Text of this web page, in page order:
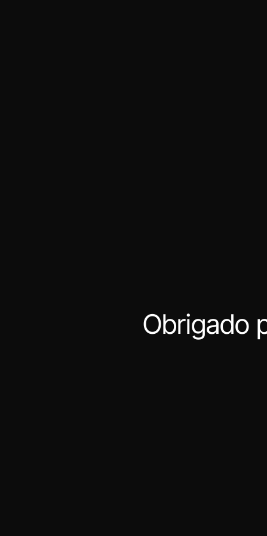
Obrigado